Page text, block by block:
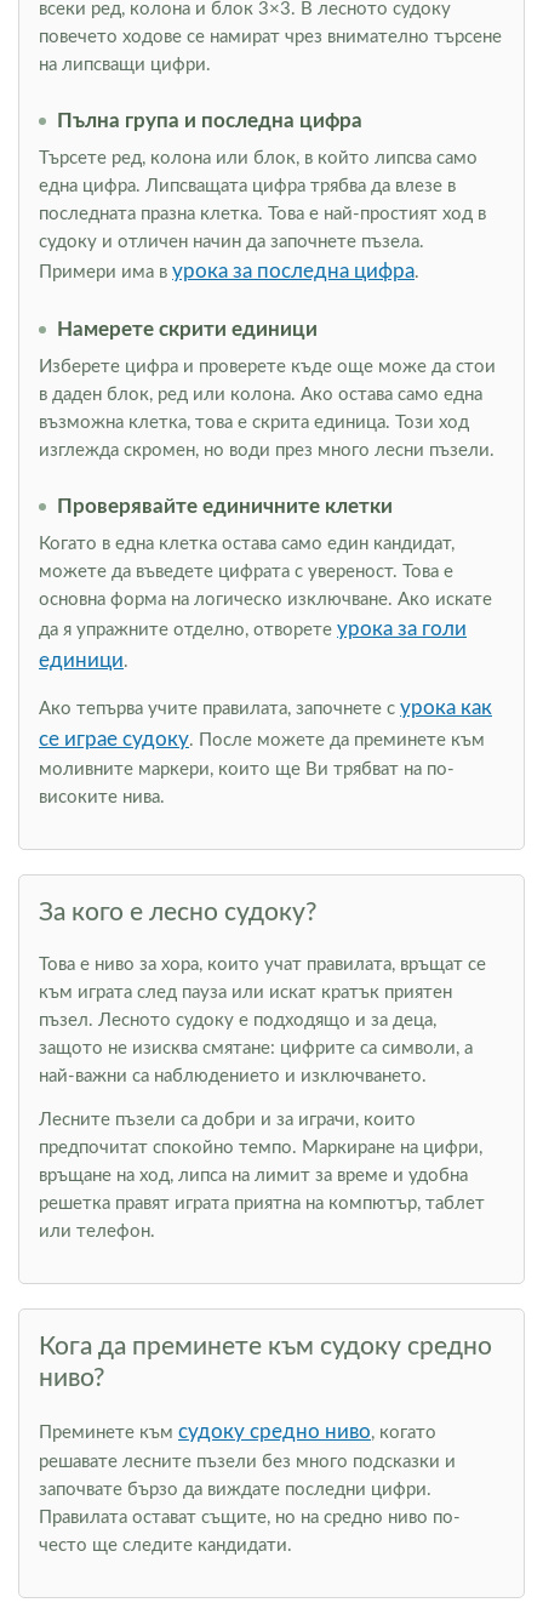
всеки ред, колона и блок 3×3. В лесното судоку
повечето ходове се намират чрез внимателно търсене
на липсващи цифри.
Пълна група и последна цифра
Търсете ред, колона или блок, в който липсва само
една цифра. Липсващата цифра трябва да влезе в
последната празна клетка. Това е най-простият ход в
судоку и отличен начин да започнете пъзела.
Примери има в урока за последна цифра.
Намерете скрити единици
Изберете цифра и проверете къде още може да стои
в даден блок, ред или колона. Ако остава само една
възможна клетка, това е скрита единица. Този ход
изглежда скромен, но води през много лесни пъзели.
Проверявайте единичните клетки
Когато в една клетка остава само един кандидат,
можете да въведете цифрата с увереност. Това е
основна форма на логическо изключване. Ако искате
да я упражните отделно, отворете урока за голи
единици.
Ако тепърва учите правилата, започнете с урока как
се играе судоку. После можете да преминете към
моливните маркери, които ще Ви трябват на по-
високите нива.
За кого е лесно судоку?
Това е ниво за хора, които учат правилата, връщат се
към играта след пауза или искат кратък приятен
пъзел. Лесното судоку е подходящо и за деца,
защото не изисква смятане: цифрите са символи, а
най-важни са наблюдението и изключването.
Лесните пъзели са добри и за играчи, които
предпочитат спокойно темпо. Маркиране на цифри,
връщане на ход, липса на лимит за време и удобна
решетка правят играта приятна на компютър, таблет
или телефон.
Кога да преминете към судоку средно
ниво?
Преминете към судоку средно ниво, когато
решавате лесните пъзели без много подсказки и
започвате бързо да виждате последни цифри.
Правилата остават същите, но на средно ниво по-
често ще следите кандидати.